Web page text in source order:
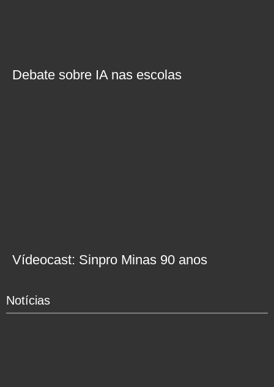
Debate sobre IA nas escolas
Vídeocast: Sinpro Minas 90 anos
Notícias